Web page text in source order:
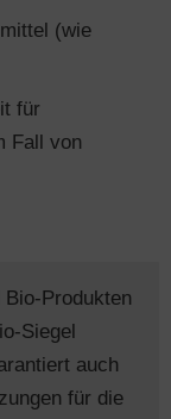
(wie
für
Fall von
Produkten
Siegel
auch
für die